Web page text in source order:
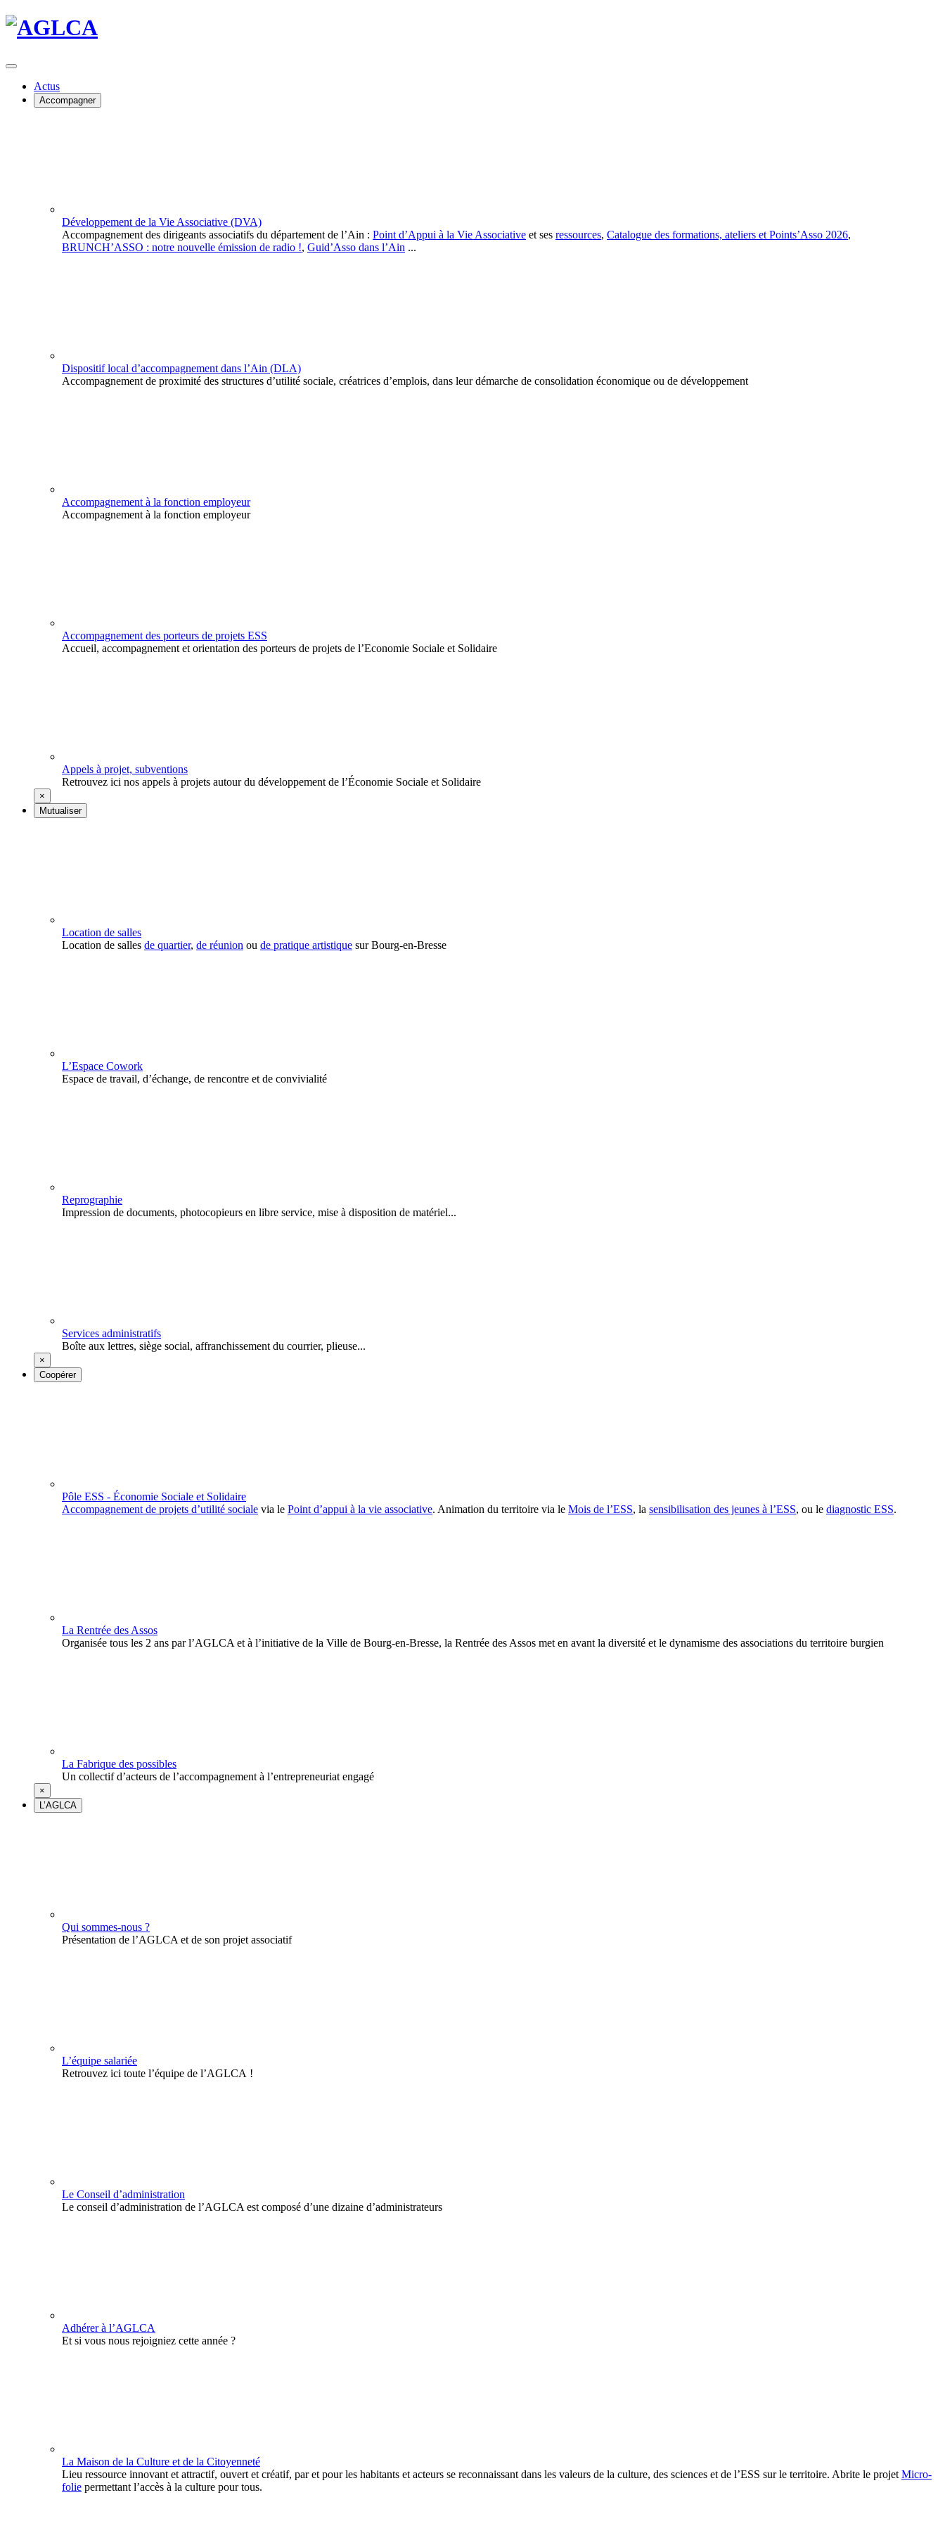
Actus
Accompagner
Développement de la Vie Associative (DVA)
Accompagnement des dirigeants associatifs du département de l’Ain : Point d’Appui à la Vie Associative et ses ressources, Catalogue des formations, ateliers et Points’Asso 2026,
BRUNCH’ASSO : notre nouvelle émission de radio !, Guid’Asso dans l’Ain ...
Dispositif local d’accompagnement dans l’Ain (DLA)
Accompagnement de proximité des structures d’utilité sociale, créatrices d’emplois, dans leur démarche de consolidation économique ou de développement
Accompagnement à la fonction employeur
Accompagnement à la fonction employeur
Accompagnement des porteurs de projets ESS
Accueil, accompagnement et orientation des porteurs de projets de l’Economie Sociale et Solidaire
Appels à projet, subventions
Retrouvez ici nos appels à projets autour du développement de l’Économie Sociale et Solidaire
×
Mutualiser
Location de salles
Location de salles de quartier, de réunion ou de pratique artistique sur Bourg-en-Bresse
L’Espace Cowork
Espace de travail, d’échange, de rencontre et de convivialité
Reprographie
Impression de documents, photocopieurs en libre service, mise à disposition de matériel...
Services administratifs
Boîte aux lettres, siège social, affranchissement du courrier, plieuse...
×
Coopérer
Pôle ESS - Économie Sociale et Solidaire
Accompagnement de projets d’utilité sociale via le Point d’appui à la vie associative. Animation du territoire via le Mois de l’ESS, la sensibilisation des jeunes à l’ESS, ou le diagnostic ESS.
La Rentrée des Assos
Organisée tous les 2 ans par l’AGLCA et à l’initiative de la Ville de Bourg-en-Bresse, la Rentrée des Assos met en avant la diversité et le dynamisme des associations du territoire burgien
La Fabrique des possibles
Un collectif d’acteurs de l’accompagnement à l’entrepreneuriat engagé
×
L’AGLCA
Qui sommes-nous ?
Présentation de l’AGLCA et de son projet associatif
L’équipe salariée
Retrouvez ici toute l’équipe de l’AGLCA !
Le Conseil d’administration
Le conseil d’administration de l’AGLCA est composé d’une dizaine d’administrateurs
Adhérer à l’AGLCA
Et si vous nous rejoigniez cette année ?
La Maison de la Culture et de la Citoyenneté
Lieu ressource innovant et attractif, ouvert et créatif, par et pour les habitants et acteurs se reconnaissant dans les valeurs de la culture, des sciences et de l’ESS sur le territoire. Abrite le projet Micro-
folie permettant l’accès à la culture pour tous.